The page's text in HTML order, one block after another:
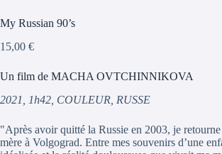
My Russian 90’s
15,00 €
Un film de MACHA OVTCHINNIKOVA
2021, 1h42, COULEUR, RUSSE
"Après avoir quitté la Russie en 2003, je retourne
mère à Volgograd. Entre mes souvenirs d’une